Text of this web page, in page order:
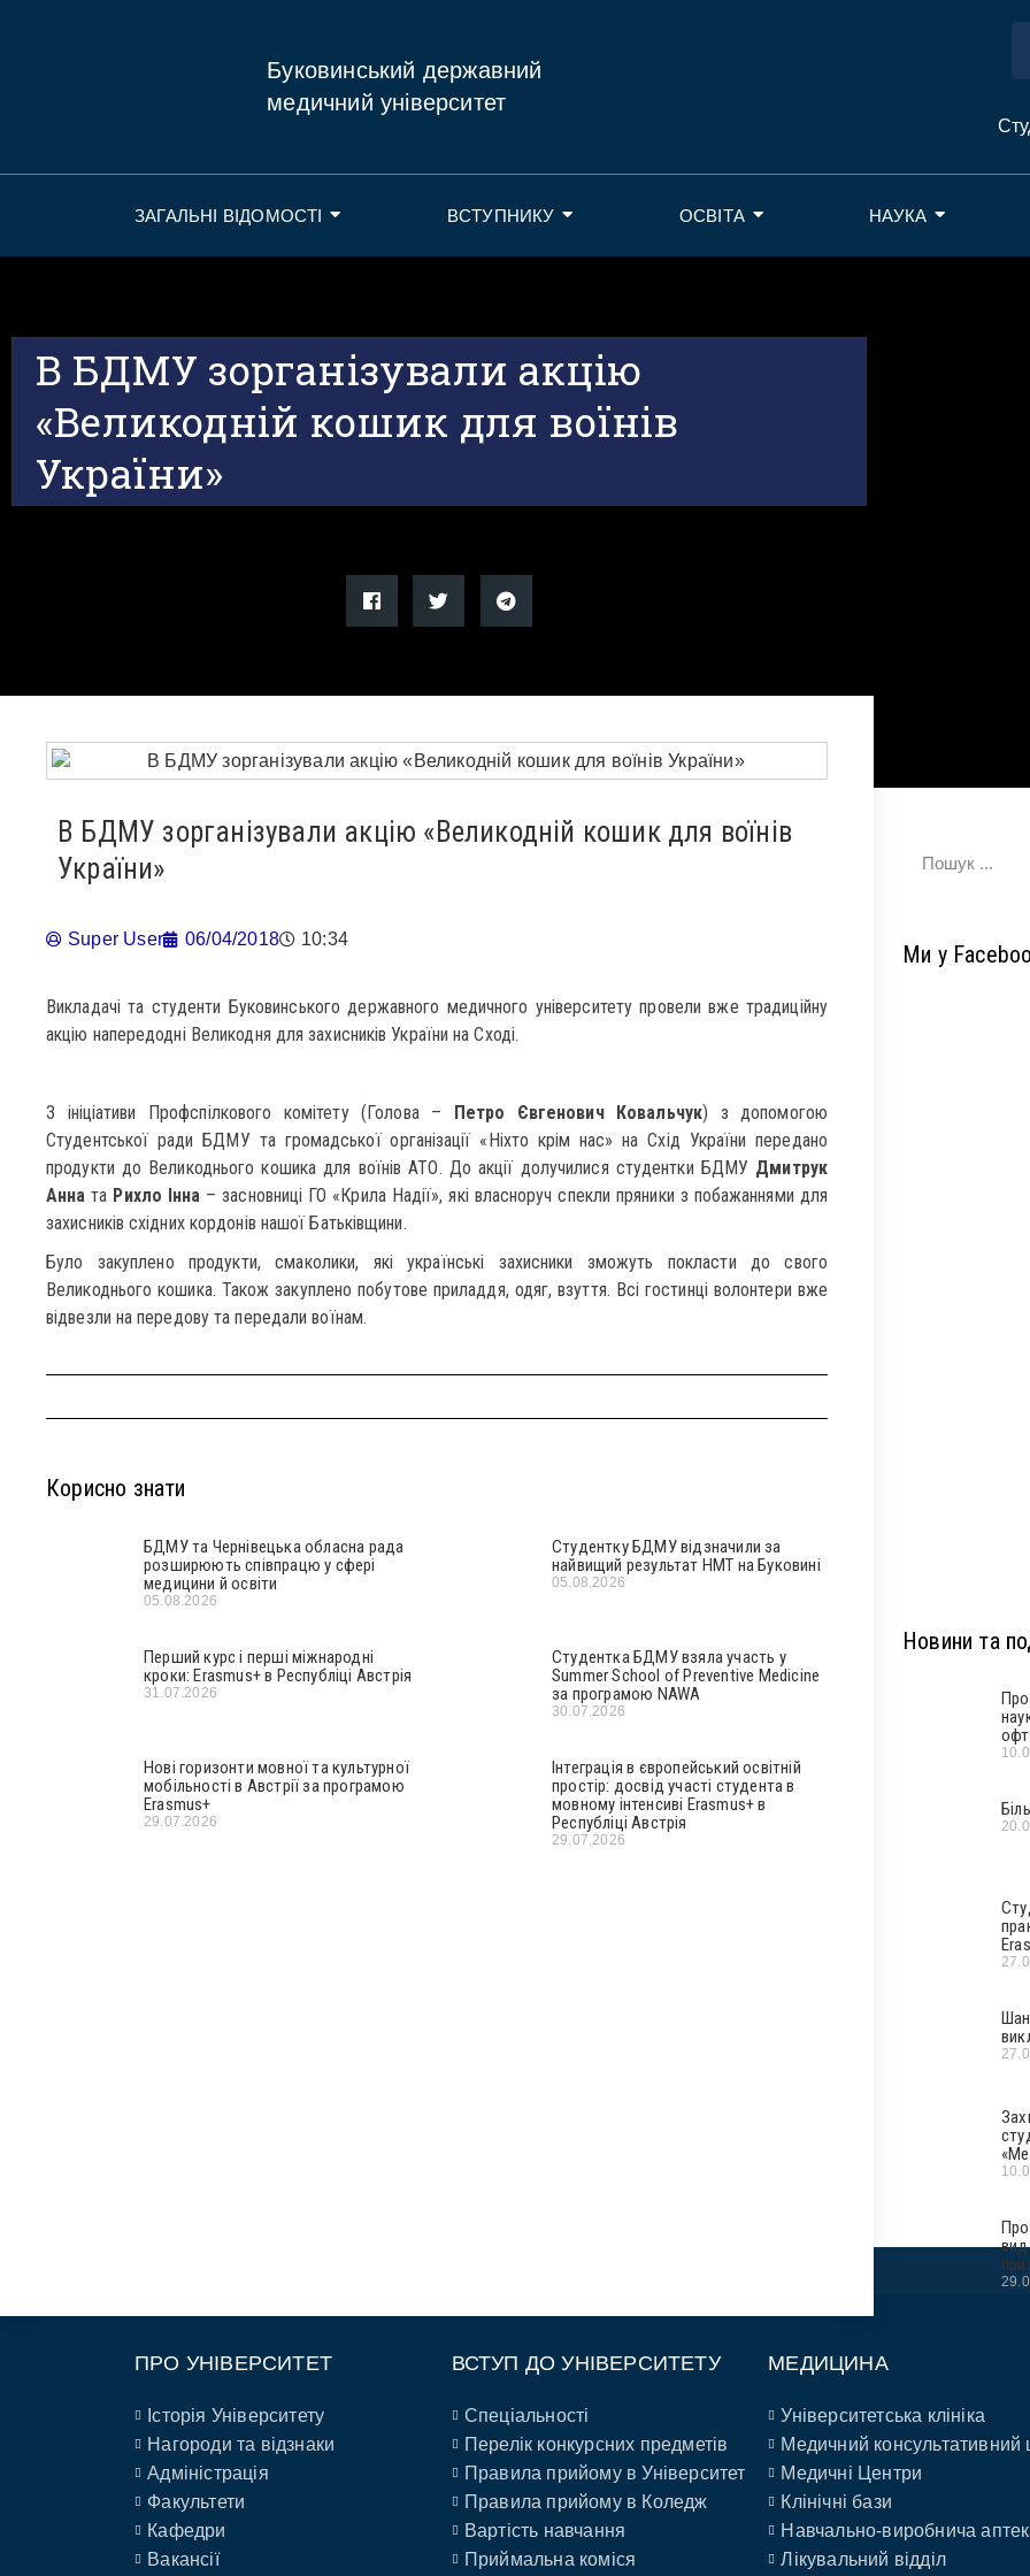
Буковинський державний
медичний університет
ЗАГАЛЬНІ ВІДОМОСТІ ВСТУПНИКУ ОСВІТА НАУКА
В БДМУ зорганізували акцію
«Великодній кошик для воїнів
України»
В БДМУ зорганізували акцію «Великодній кошик для воїнів
України»
Super User 06/04/2018 10:34
Викладачі та студенти Буковинського державного медичного університету провели вже традиційну
акцію напередодні Великодня для захисників України на Сході.
З ініціативи Профспілкового комітету (Голова – Петро Євгенович Ковальчук) з допомогою
Студентської ради БДМУ та громадської організації «Ніхто крім нас» на Схід України передано
продукти до Великоднього кошика для воїнів АТО. До акції долучилися студентки БДМУ Дмитрук
Анна та Рихло Інна – засновниці ГО «Крила Надії», які власноруч спекли пряники з побажаннями для
захисників східних кордонів нашої Батьківщини.
Було закуплено продукти, смаколики, які українські захисники зможуть покласти до свого
Великоднього кошика. Також закуплено побутове приладдя, одяг, взуття. Всі гостинці волонтери вже
відвезли на передову та передали воїнам.
Корисно знати
БДМУ та Чернівецька обласна рада
розширюють співпрацю у сфері
медицини й освіти
05.08.2026
Студентку БДМУ відзначили за
найвищий результат НМТ на Буковині
05.08.2026
Перший курс і перші міжнародні
кроки: Erasmus+ в Республіці Австрія
31.07.2026
Студентка БДМУ взяла участь у
Summer School of Preventive Medicine
за програмою NAWA
30.07.2026
Нові горизонти мовної та культурної
мобільності в Австрії за програмою
Erasmus+
29.07.2026
Інтеграція в європейський освітній
простір: досвід участі студента в
мовному інтенсиві Erasmus+ в
Республіці Австрія
29.07.2026
Ми у
Новини та
ПРО УНІВЕРСИТЕТ
Історія Університету
Нагороди та відзнаки
Адміністрація
Факультети
Кафедри
Вакансії
ВСТУП ДО УНІВЕРСИТЕТУ
Спеціальності
Перелік конкурсних предметів
Правила прийому в Університет
Правила прийому в Коледж
Вартість навчання
Приймальна коміся
МЕДИЦИНА
Університетська клініка
Медичний консультативний
Медичні Центри
Клінічні бази
Навчально-виробнича
Лікувальний відділ